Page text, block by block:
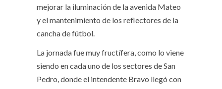
mejorar la iluminación de la avenida Mateo
y el mantenimiento de los reflectores de la
cancha de fútbol.
La jornada fue muy fructífera, como lo viene
siendo en cada uno de los sectores de San
Pedro, donde el intendente Bravo llegó con